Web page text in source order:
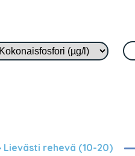
Lievästi rehevä (10-20)